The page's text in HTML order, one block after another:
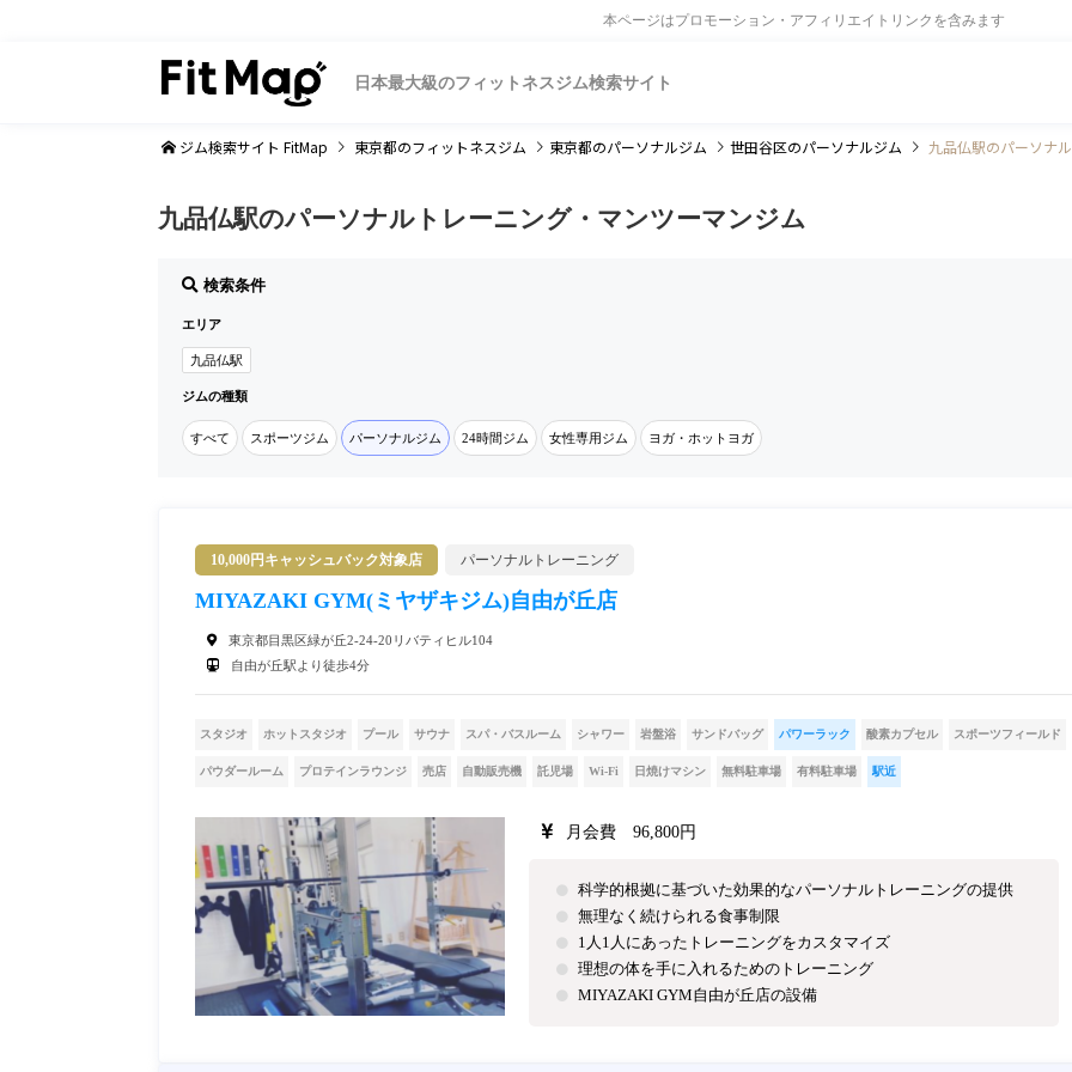
本ページはプロモーション・アフィリエイトリンクを含みます
日本最大級のフィットネスジム検索サイト
ジム検索サイト FitMap 東京都のフィットネスジム 東京都のパーソナルジム 世田谷区のパーソナルジム 九品仏駅のパーソナ
九品仏駅のパーソナルトレーニング・マンツーマンジム
検索条件
エリア
九品仏駅
ジムの種類
すべて スポーツジム パーソナルジム 24時間ジム 女性専用ジム ヨガ・ホットヨガ
10,000円キャッシュバック対象店 パーソナルトレーニング
MIYAZAKI GYM(ミヤザキジム)自由が丘店
東京都目黒区緑が丘2-24-20リバティヒル104
自由が丘駅より徒歩4分
スタジオ ホットスタジオ プール サウナ スパ・バスルーム シャワー 岩盤浴 サンドバッグ パワーラック 酸素カプセル スポーツフィールド
パウダールーム プロテインラウンジ 売店 自動販売機 託児場 Wi-Fi 日焼けマシン 無料駐車場 有料駐車場 駅近
月会費 96,800円
科学的根拠に基づいた効果的なパーソナルトレーニングの提供
無理なく続けられる食事制限
1人1人にあったトレーニングをカスタマイズ
理想の体を手に入れるためのトレーニング
MIYAZAKI GYM自由が丘店の設備